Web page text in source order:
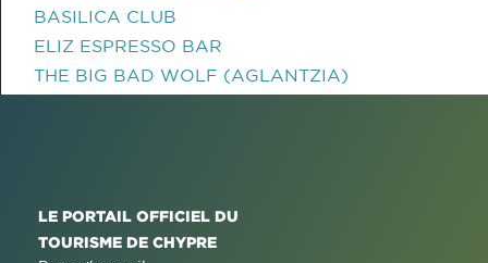
BASILICA CLUB
ELIZ ESPRESSO BAR
THE BIG BAD WOLF (AGLANTZIA)
LE PORTAIL OFFICIEL DU
TOURISME DE CHYPRE